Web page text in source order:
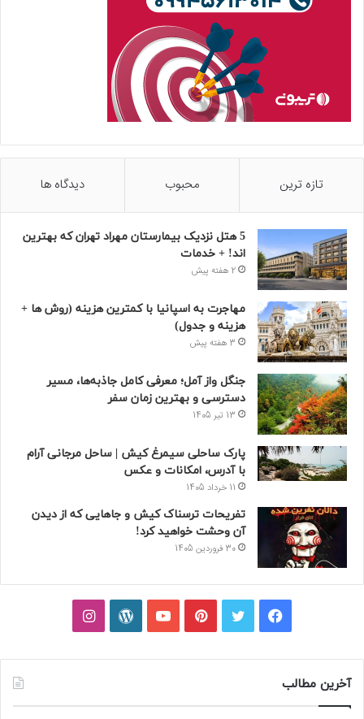
تازه ترین محبوب دیدگاه ها
5 هتل نزدیک بیمارستان مهراد تهران که بهترین‌
اند! + خدمات
2 هفته پیش
مهاجرت به اسپانیا با کمترین هزینه (روش ها +
هزینه و جدول)
3 هفته پیش
جنگل واز آمل؛ معرفی کامل جاذبه‌ها، مسیر
دسترسی و بهترین زمان سفر
13 تیر 1405
پارک ساحلی سیمرغ کیش | ساحل مرجانی آرام
با آدرس، امکانات و عکس
11 خرداد 1405
تفریحات ترسناک کیش و جاهایی که از دیدن
آن وحشت خواهید کرد!
30 فروردین 1405
فیسبوکتوییترپینتریستیوتیوبوردپرساینستاگرام
آخرین مطالب